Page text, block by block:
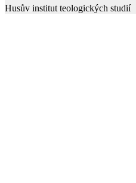
Husův institut teologických studií